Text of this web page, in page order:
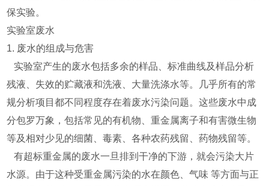
保实验。
实验室废水
1. 废水的组成与危害
实验室产生的废水包括多余的样品、标准曲线及样品分析
残液、失效的贮藏液和洗液、大量洗涤水等。几乎所有的常
规分析项目都不同程度存在着废水污染问题。这些废水中成
分包罗万象，包括常见的有机物、重金属离子和有害微生物
等及相对少见的细菌、毒素、各种农药残留、药物残留等。
有超标重金属的废水一旦排到干净的下游，就会污染大片
水源。由于这种受重金属污染的水在颜色、气味 等方面与正